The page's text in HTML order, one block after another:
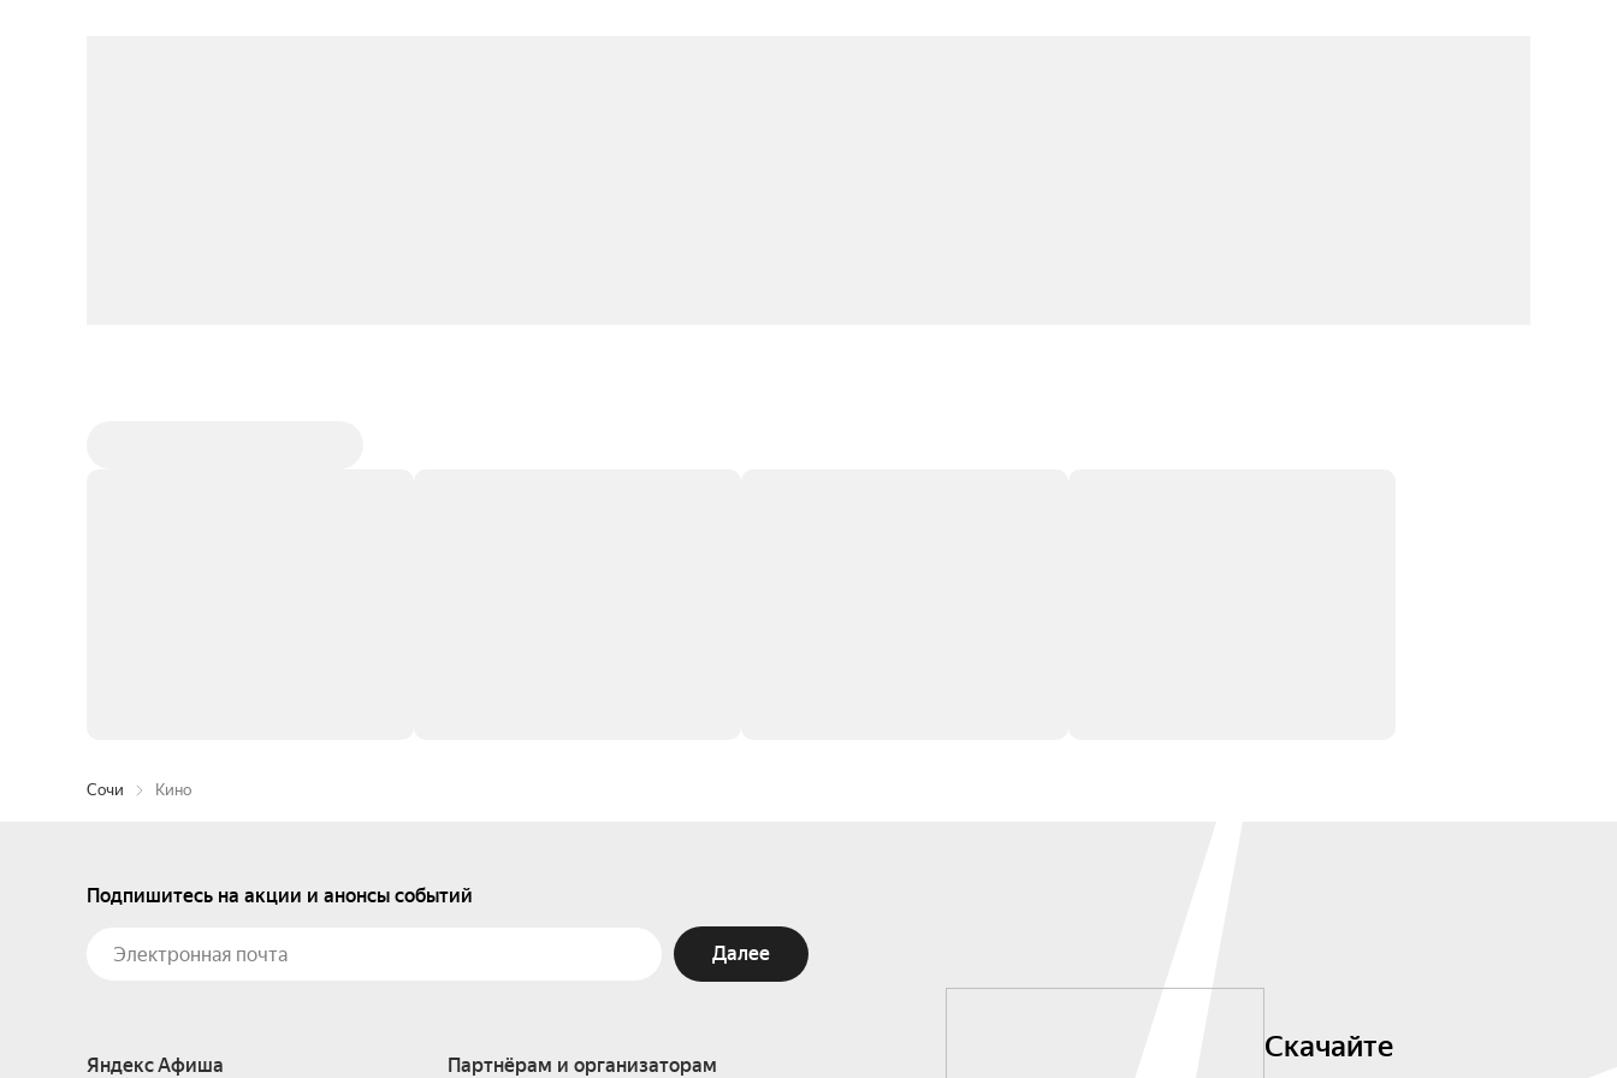
Сочи Кино
Подпишитесь на акции и анонсы событий
Далее
Яндекс Афиша Партнёрам и организаторам
Скачайте